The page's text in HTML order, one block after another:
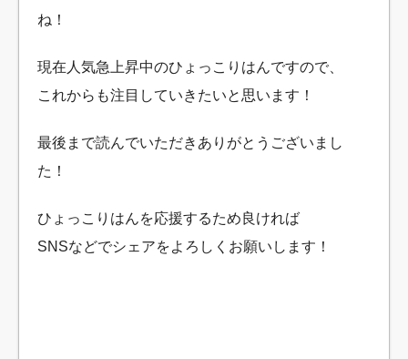
ね！
現在人気急上昇中のひょっこりはんですので、
これからも注目していきたいと思います！
最後まで読んでいただきありがとうございまし
た！
ひょっこりはんを応援するため良ければ
SNSなどでシェアをよろしくお願いします！